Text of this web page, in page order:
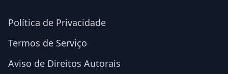
Política de Privacidade
Termos de Serviço
Aviso de Direitos Autorais